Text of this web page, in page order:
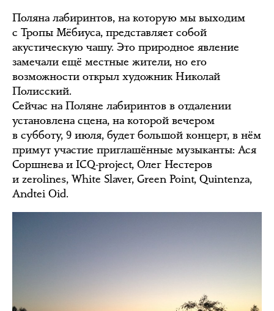
Поляна лабиринтов, на которую мы выходим
с Тропы Мёбиуса, представляет собой
акустическую чашу. Это природное явление
замечали ещё местные жители, но его
возможности открыл художник Николай
Полисский.
Сейчас на Поляне лабиринтов в отдалении
установлена сцена, на которой вечером
в субботу, 9 июля, будет большой концерт, в нём
примут участие приглашённые музыканты: Ася
Соршнева и ICQ-project, Олег Нестеров
и zerolines, White Slaver, Green Point, Quintenza,
Andtei Oid.